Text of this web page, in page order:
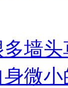
墙
微